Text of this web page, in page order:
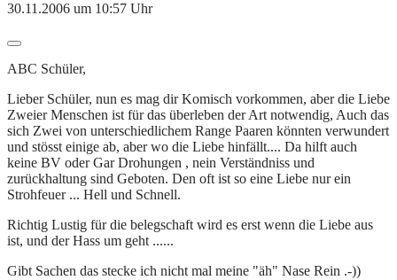
30.11.2006 um 10:57 Uhr
ABC Schüler,
Lieber Schüler, nun es mag dir Komisch vorkommen, aber die Liebe
Zweier Menschen ist für das überleben der Art notwendig, Auch das
sich Zwei von unterschiedlichem Range Paaren könnten verwundert
und stösst einige ab, aber wo die Liebe hinfällt.... Da hilft auch
keine BV oder Gar Drohungen , nein Verständniss und
zurückhaltung sind Geboten. Den oft ist so eine Liebe nur ein
Strohfeuer ... Hell und Schnell.
Richtig Lustig für die belegschaft wird es erst wenn die Liebe aus
ist, und der Hass um geht ......
Gibt Sachen das stecke ich nicht mal meine "äh" Nase Rein .-))